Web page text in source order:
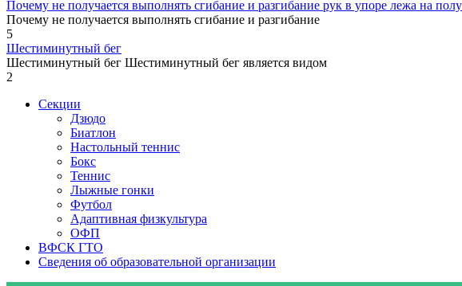
Почему не получается выполнять сгибание и разгибание рук в упоре лежа на
Почему не получается выполнять сгибание и разгибание
5
Шестиминутный бег
Шестиминутный бег Шестиминутный бег является видом
2
Секции
Дзюдо
Биатлон
Настольный теннис
Бокс
Теннис
Лыжные гонки
Футбол
Адаптивная физкультура
ОФП
ВФСК ГТО
Сведения об образовательной организации